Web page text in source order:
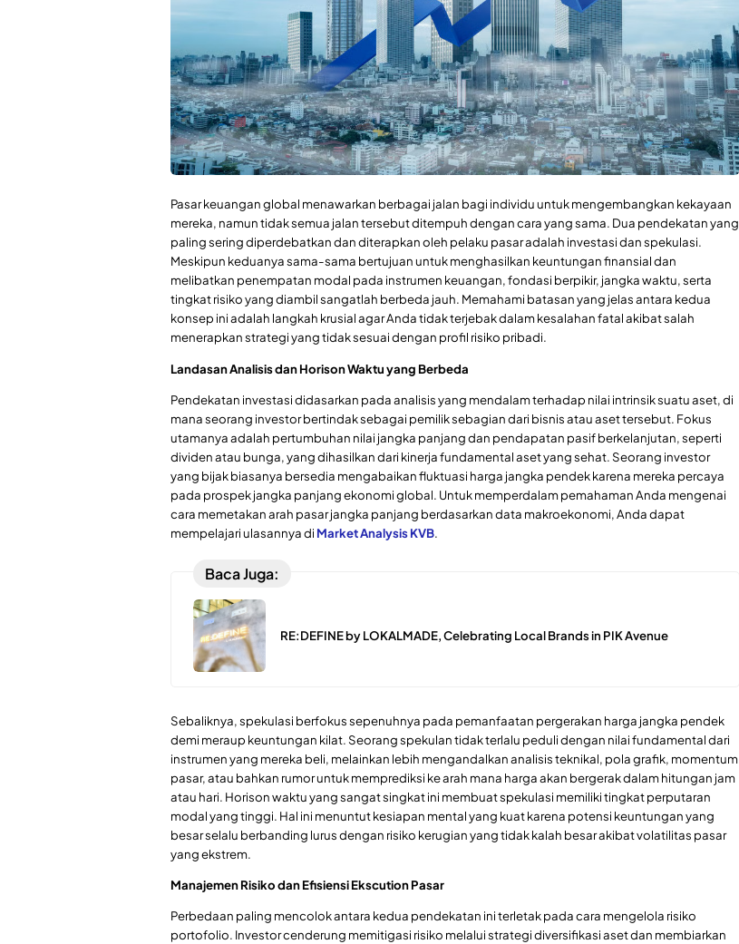
Pasar keuangan global menawarkan berbagai jalan bagi individu untuk mengembangkan kekayaan
mereka, namun tidak semua jalan tersebut ditempuh dengan cara yang sama. Dua pendekatan yang
paling sering diperdebatkan dan diterapkan oleh pelaku pasar adalah investasi dan spekulasi.
Meskipun keduanya sama-sama bertujuan untuk menghasilkan keuntungan finansial dan
melibatkan penempatan modal pada instrumen keuangan, fondasi berpikir, jangka waktu, serta
tingkat risiko yang diambil sangatlah berbeda jauh. Memahami batasan yang jelas antara kedua
konsep ini adalah langkah krusial agar Anda tidak terjebak dalam kesalahan fatal akibat salah
menerapkan strategi yang tidak sesuai dengan profil risiko pribadi.
Landasan Analisis dan Horison Waktu yang Berbeda
Pendekatan investasi didasarkan pada analisis yang mendalam terhadap nilai intrinsik suatu aset, di
mana seorang investor bertindak sebagai pemilik sebagian dari bisnis atau aset tersebut. Fokus
utamanya adalah pertumbuhan nilai jangka panjang dan pendapatan pasif berkelanjutan, seperti
dividen atau bunga, yang dihasilkan dari kinerja fundamental aset yang sehat. Seorang investor
yang bijak biasanya bersedia mengabaikan fluktuasi harga jangka pendek karena mereka percaya
pada prospek jangka panjang ekonomi global. Untuk memperdalam pemahaman Anda mengenai
cara memetakan arah pasar jangka panjang berdasarkan data makroekonomi, Anda dapat
mempelajari ulasannya di Market Analysis KVB.
Baca Juga:
RE:DEFINE by LOKALMADE, Celebrating Local Brands in PIK Avenue
Sebaliknya, spekulasi berfokus sepenuhnya pada pemanfaatan pergerakan harga jangka pendek
demi meraup keuntungan kilat. Seorang spekulan tidak terlalu peduli dengan nilai fundamental dari
instrumen yang mereka beli, melainkan lebih mengandalkan analisis teknikal, pola grafik, momentum
pasar, atau bahkan rumor untuk memprediksi ke arah mana harga akan bergerak dalam hitungan jam
atau hari. Horison waktu yang sangat singkat ini membuat spekulasi memiliki tingkat perputaran
modal yang tinggi. Hal ini menuntut kesiapan mental yang kuat karena potensi keuntungan yang
besar selalu berbanding lurus dengan risiko kerugian yang tidak kalah besar akibat volatilitas pasar
yang ekstrem.
Manajemen Risiko dan Efisiensi Ekscution Pasar
Perbedaan paling mencolok antara kedua pendekatan ini terletak pada cara mengelola risiko
portofolio. Investor cenderung memitigasi risiko melalui strategi diversifikasi aset dan membiarkan